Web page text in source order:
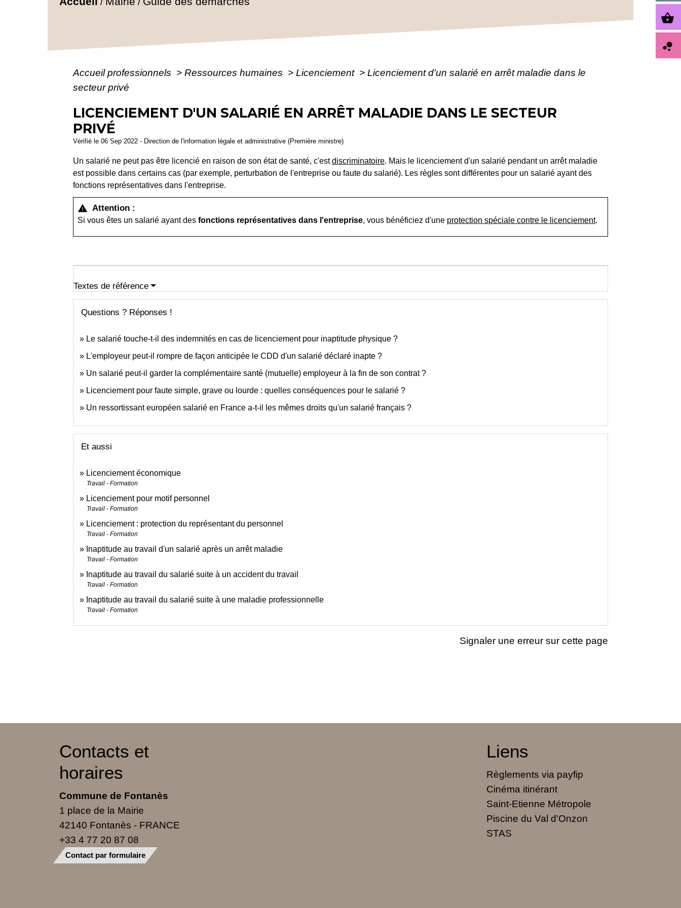
Accueil professionnels > Ressources humaines > Licenciement > Licenciement d'un salarié en arrêt maladie dans le
secteur privé
LICENCIEMENT D'UN SALARIÉ EN ARRÊT MALADIE DANS LE SECTEUR
PRIVÉ
Vérifié le 06 Sep 2022 - Direction de l'information légale et administrative (Première ministre)
Un salarié ne peut pas être licencié en raison de son état de santé, c'estdiscriminatoire. Mais le licenciement d'un salarié pendant un arrêt maladie
est possible dans certains cas (par exemple, perturbation de l'entreprise ou faute du salarié). Les règles sont différentes pour un salarié ayant des
fonctions représentatives dans l'entreprise.
warning Attention :
Si vous êtes un salarié ayant desfonctions représentatives dans l'entreprise, vous bénéficiez d'une protection spéciale contre le licenciement.
Textes de référence
Questions ? Réponses !
Le salarié touche-t-il des indemnités en cas de licenciement pour inaptitude physique ?
L'employeur peut-il rompre de façon anticipée le CDD d'un salarié déclaré inapte ?
Un salarié peut-il garder la complémentaire santé (mutuelle) employeur à la fin de son contrat ?
Licenciement pour faute simple, grave ou lourde : quelles conséquences pour le salarié ?
Un ressortissant européen salarié en France a-t-il les mêmes droits qu'un salarié français ?
Et aussi
Licenciement économique
Travail - Formation
Licenciement pour motif personnel
Travail - Formation
Licenciement : protection du représentant du personnel
Travail - Formation
Inaptitude au travail d'un salarié après un arrêt maladie
Travail - Formation
Inaptitude au travail du salarié suite à un accident du travail
Travail - Formation
Inaptitude au travail du salarié suite à une maladie professionnelle
Travail - Formation
Signaler une erreur sur cette page
shopping_basket
bubble_chart
Contacts et
horaires
Commune de Fontanès
1 place de la Mairie
42140 Fontanès - FRANCE
+33 4 77 20 87 08
Contact par formulaire
Liens
Règlements via payfip
Cinéma itinérant
Saint-Etienne Métropole
Piscine du Val d'Onzon
STAS